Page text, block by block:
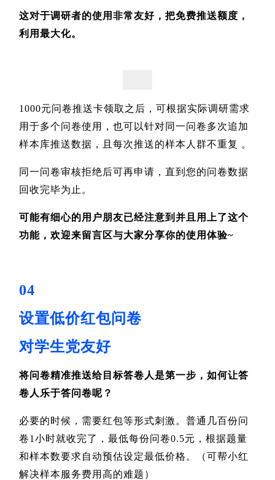
这对于调研者的使用非常友好，把免费推送额度，
利用最大化。
1000元问卷推送卡领取之后，可根据实际调研需求
用于多个问卷使用，也可以针对同一问卷多次追加
样本库推送数据，且每次推送的样本人群不重复 。
同一问卷审核拒绝后可再申请，直到您的问卷数据
回收完毕为止。
可能有细心的用户朋友已经注意到并且用上了这个
功能，欢迎来留言区与大家分享你的使用体验~
04
设置低价红包问卷
对学生党友好
将问卷精准推送给目标答卷人是第一步，如何让答
卷人乐于答问卷呢？
必要的时候，需要红包等形式刺激。普通几百份问
卷1小时就收完了，最低每份问卷0.5元，根据题量
和样本数要求自动预估设定最低价格。（可帮小红
解决样本服务费用高的难题）